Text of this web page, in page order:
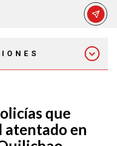
EXPRESS
12:30 PM
que
atentado en